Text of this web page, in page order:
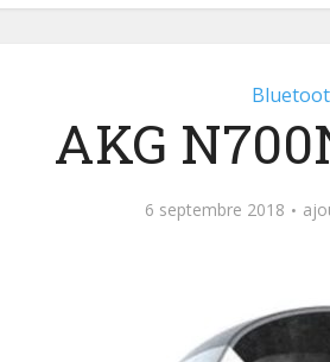
AKG
6 septembre 2018